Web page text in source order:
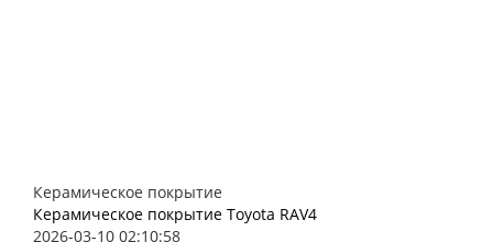
Керамическое покрытие
Керамическое покрытие Toyota RAV4
2026-03-10 02:10:58